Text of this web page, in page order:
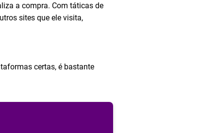
a compra. Com táticas de
sites que ele visita,
certas, é bastante